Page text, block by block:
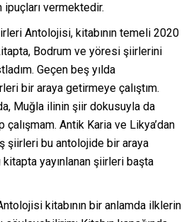
vermektedir.
Antolojisi, kitabının temeli 2020
kitapta, Bodrum ve yöresi şiirlerini
Geçen beş yılda
bir araya getirmeye çalıştım.
Muğla ilinin şiir dokusuyla da
Antik Karia ve Likya’dan
şiirleri bu antolojide bir araya
yayınlanan şiirleri başta
kitabının bir anlamda ilklerin